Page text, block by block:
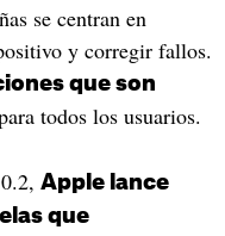
se centran en
y corregir fallos.
que son
todos los usuarios.
Apple lance
que